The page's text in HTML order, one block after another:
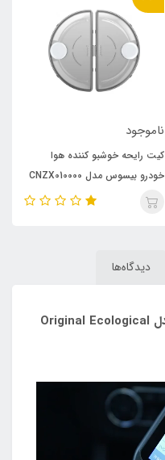
ناموجود
کیت رایحه خوشبو کننده هوا
خودرو بیسوس مدل CNZX010000
بسته ۲ عددی
دیدگاه‌ها
دستگاه تصفیه هوای بیسوس مدل Original Ecological